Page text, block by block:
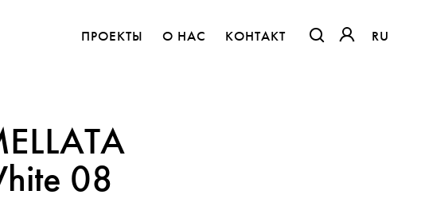
ПРОЕКТЫ О НАС
КОНТАКТ
RU
RU
08